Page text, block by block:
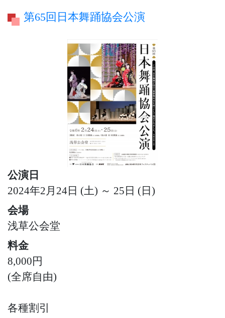
第65回日本舞踊協会公演
公演日
2024年2月24日 (土) ～ 25日 (日)
会場
浅草公会堂
料金
8,000円
(全席自由)
各種割引